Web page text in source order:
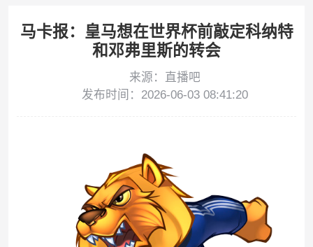
马卡报：皇马想在世界杯前敲定科纳特
和邓弗里斯的转会
来源：直播吧
发布时间：2026-06-03 08:41:20